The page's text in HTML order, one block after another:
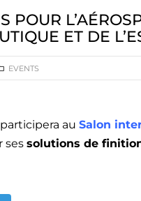
POUR
ET DE
EVENTS
au Salon
ses solutions de